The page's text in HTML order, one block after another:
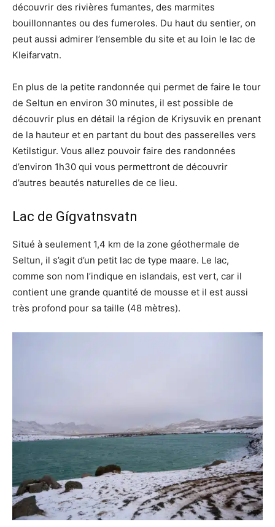
découvrir des rivières fumantes, des marmites
bouillonnantes ou des fumeroles. Du haut du sentier, on
peut aussi admirer l’ensemble du site et au loin le lac de
Kleifarvatn.
En plus de la petite randonnée qui permet de faire le tour
de Seltun en environ 30 minutes, il est possible de
découvrir plus en détail la région de Kriysuvik en prenant
de la hauteur et en partant du bout des passerelles vers
Ketilstigur. Vous allez pouvoir faire des randonnées
d’environ 1h30 qui vous permettront de découvrir
d’autres beautés naturelles de ce lieu.
Lac de Gígvatnsvatn
Situé à seulement 1,4 km de la zone géothermale de
Seltun, il s’agit d’un petit lac de type maare. Le lac,
comme son nom l’indique en islandais, est vert, car il
contient une grande quantité de mousse et il est aussi
très profond pour sa taille (48 mètres).